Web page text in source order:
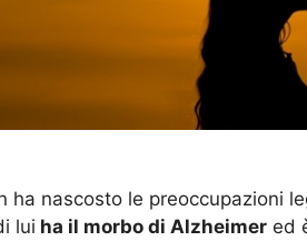
ha nascosto le preoccupazioni
lui ha il morbo di Alzheimer ed